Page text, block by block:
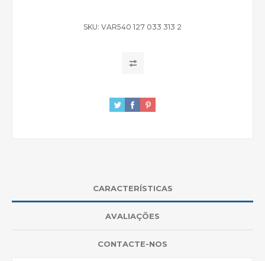
SKU: VAR540 127 033 313 2
CARACTERÍSTICAS
AVALIAÇÕES
CONTACTE-NOS